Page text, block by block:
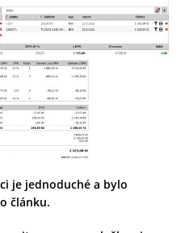
je jednoduché a bylo
článku.